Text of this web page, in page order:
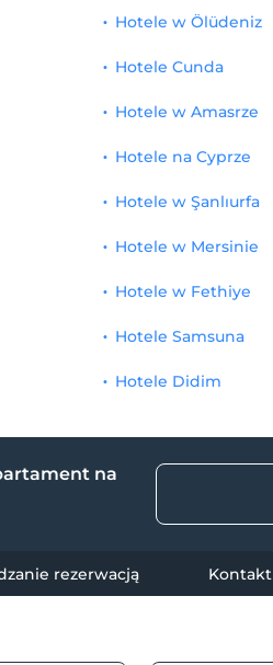
Hotele w Ölüdeniz
Hotele Cunda
Hotele w Amasrze
Hotele na Cyprze
Hotele w Şanlıurfa
Hotele w Mersinie
Hotele w Fethiye
Hotele Samsuna
Hotele Didim
na
rezerwacją Kontakt